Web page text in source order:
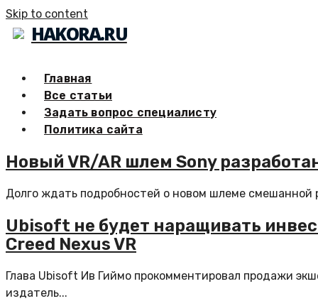
Skip to content
HAKORA.RU
Главная
Все статьи
Задать вопрос специалисту
Политика сайта
Новый VR/AR шлем Sony
Долго ждать подробностей о новом шлеме смешанной
Ubisoft не будет наращивать
Creed Nexus VR
Глава Ubisoft Ив Гиймо прокомментировал продажи
издатель...